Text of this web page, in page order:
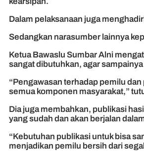
Dalam pelaksanaan juga
Sedangkan narasumber lainnya
Ketua Bawaslu Sumbar Alni
sangat dibutuhkan, agar
“Pengawasan terhadap pemilu
semua komponen masyarakat,”
Dia juga membahkan, publikasi
yang sudah dan akan berjalan
“Kebutuhan publikasi untuk bisa
menjadikan pemilu bersih dari